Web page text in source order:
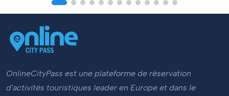
OnlineCityPass est une plateforme de réservation
d'activités touristiques leader en Europe et dans le